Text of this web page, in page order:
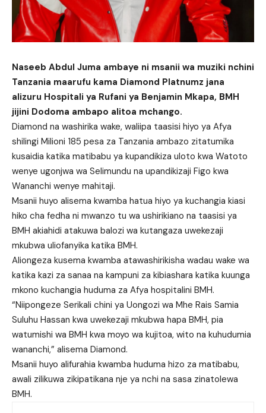
Naseeb Abdul Juma ambaye ni msanii wa muziki nchini
Tanzania maarufu kama Diamond Platnumz jana
alizuru Hospitali ya Rufani ya Benjamin Mkapa, BMH
jijini Dodoma ambapo alitoa mchango.
Diamond na washirika wake, waliipa taasisi hiyo ya Afya
shilingi Milioni 185 pesa za Tanzania ambazo zitatumika
kusaidia katika matibabu ya kupandikiza uloto kwa Watoto
wenye ugonjwa wa Selimundu na upandikizaji Figo kwa
Wananchi wenye mahitaji.
Msanii huyo alisema kwamba hatua hiyo ya kuchangia kiasi
hiko cha fedha ni mwanzo tu wa ushirikiano na taasisi ya
BMH akiahidi atakuwa balozi wa kutangaza uwekezaji
mkubwa uliofanyika katika BMH.
Aliongeza kusema kwamba atawashirikisha wadau wake wa
katika kazi za sanaa na kampuni za kibiashara katika kuunga
mkono kuchangia huduma za Afya hospitalini BMH.
“Niipongeze Serikali chini ya Uongozi wa Mhe Rais Samia
Suluhu Hassan kwa uwekezaji mkubwa hapa BMH, pia
watumishi wa BMH kwa moyo wa kujitoa, wito na kuhudumia
wananchi,” alisema Diamond.
Msanii huyo alifurahia kwamba huduma hizo za matibabu,
awali zilikuwa zikipatikana nje ya nchi na sasa zinatolewa
BMH.